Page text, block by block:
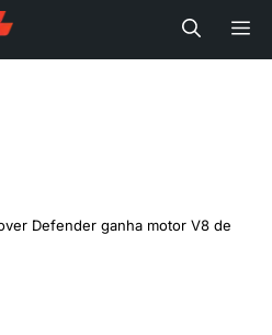
Defender ganha motor V8 de